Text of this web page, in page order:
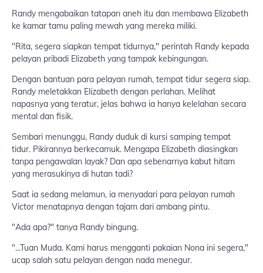
Randy mengabaikan tatapan aneh itu dan membawa Elizabeth
ke kamar tamu paling mewah yang mereka miliki.
"Rita, segera siapkan tempat tidurnya," perintah Randy kepada
pelayan pribadi Elizabeth yang tampak kebingungan.
Dengan bantuan para pelayan rumah, tempat tidur segera siap.
Randy meletakkan Elizabeth dengan perlahan. Melihat
napasnya yang teratur, jelas bahwa ia hanya kelelahan secara
mental dan fisik.
Sembari menunggu, Randy duduk di kursi samping tempat
tidur. Pikirannya berkecamuk. Mengapa Elizabeth diasingkan
tanpa pengawalan layak? Dan apa sebenarnya kabut hitam
yang merasukinya di hutan tadi?
Saat ia sedang melamun, ia menyadari para pelayan rumah
Victor menatapnya dengan tajam dari ambang pintu.
"Ada apa?" tanya Randy bingung.
"...Tuan Muda. Kami harus mengganti pakaian Nona ini segera,"
ucap salah satu pelayan dengan nada menegur.